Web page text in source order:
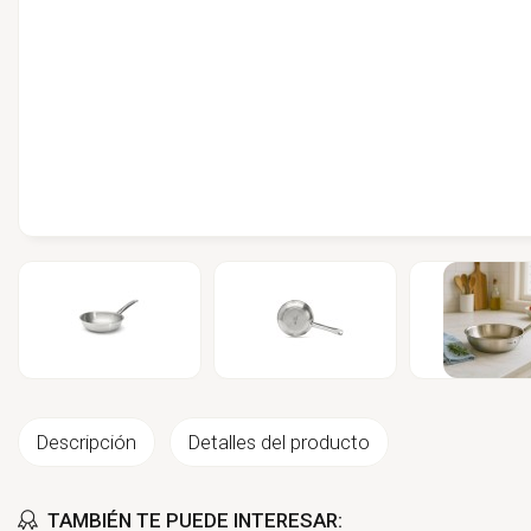
Descripción Detalles del producto
TAMBIÉN TE PUEDE INTERESAR: